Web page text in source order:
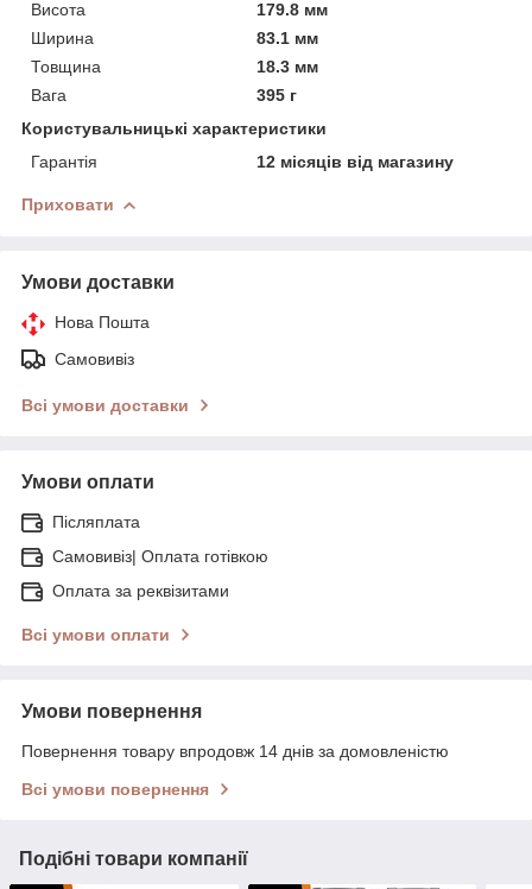
Висота
179.8 мм
Ширина
83.1 мм
Товщина
18.3 мм
Вага
395 г
Користувальницькі характеристики
Гарантія
12 місяців від магазину
Приховати
Умови доставки
Нова Пошта
Самовивіз
Всі умови доставки
Умови оплати
Післяплата
Самовивіз| Оплата готівкою
Оплата за реквізитами
Всі умови оплати
Умови повернення
Повернення товару впродовж 14 днів за домовленістю
Всі умови повернення
Подібні товари компанії